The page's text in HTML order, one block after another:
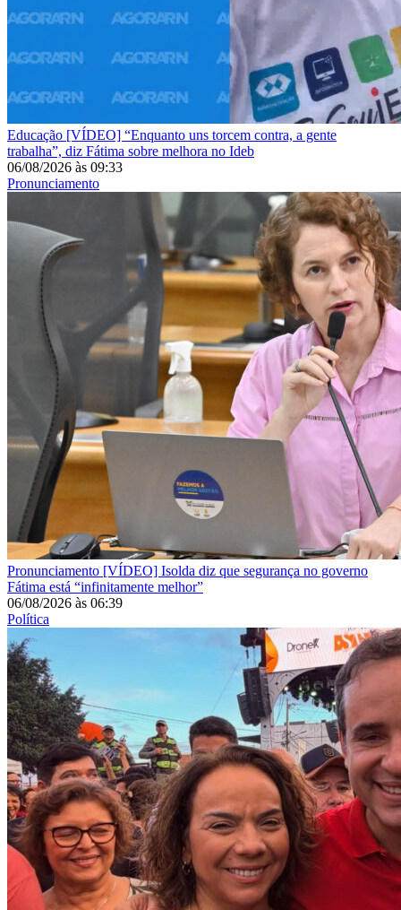
Educação [VÍDEO] “Enquanto uns torcem contra, a gente
trabalha”, diz Fátima sobre melhora no Ideb
06/08/2026 às 09:33
Pronunciamento
Pronunciamento [VÍDEO] Isolda diz que segurança no governo
Fátima está “infinitamente melhor”
06/08/2026 às 06:39
Política